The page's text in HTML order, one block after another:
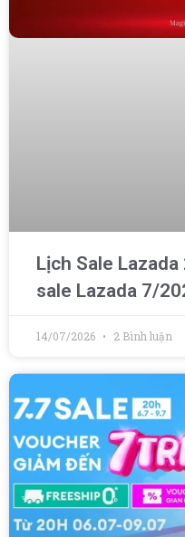
Lịch Sale
sale Lazada 7/
14/07/2026 2 Bình luận